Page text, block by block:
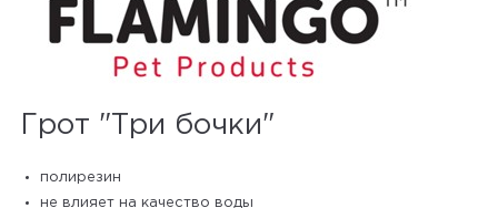
Грот "Три бочки"
полирезин
не влияет на качество воды